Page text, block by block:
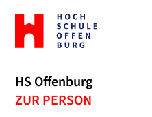
Zur
Startseite
Hochschule
HS Offenburg
ZUR PERSON